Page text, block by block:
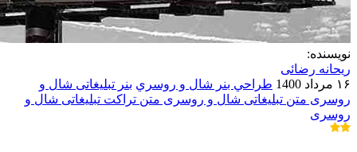
نویسنده:
ریحانه رضائی
۱۶ مرداد 1400
طراحي بنر شال و روسري بنر تبلیغاتی شال و
روسری متن تبلیغاتی شال و روسری متن تراکت تبلیغاتی شال و
روسری